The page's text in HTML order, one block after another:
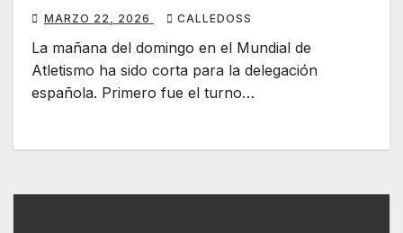
MARZO 22, 2026 CALLEDOSS
La mañana del domingo en el Mundial de
Atletismo ha sido corta para la delegación
española. Primero fue el turno…